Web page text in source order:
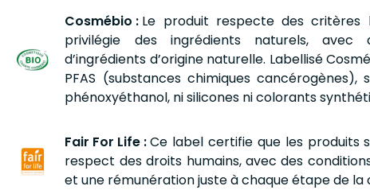
Cosmébio : Le produit respecte des critères
privilégie des ingrédients naturels,
d’ingrédients d’origine naturelle. Labellisé
PFAS (substances chimiques cancérogènes),
phénoxyéthanol, ni silicones ni colorants
Fair For Life :Ce label certifie que les produits
respect des droits humains, avec des
et une rémunération juste à chaque étape de la